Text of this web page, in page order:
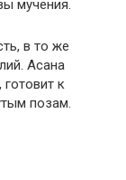
мучения.
в то же
Асана
к
позам.